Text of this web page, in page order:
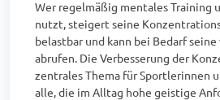
Wer regelmäßig mentales Training
nutzt, steigert seine
belastbar und kann bei Bedarf
abrufen. Die Verbesserung der
zentrales Thema für Sportlerinnen
alle, die im Alltag hohe geistige